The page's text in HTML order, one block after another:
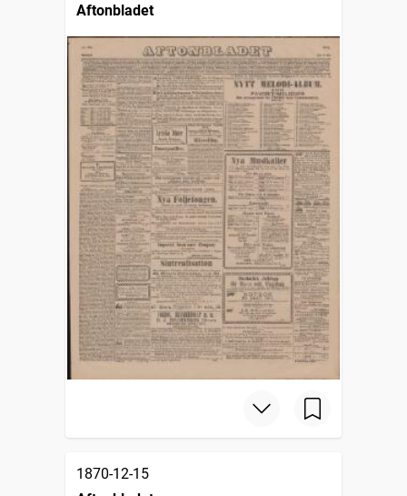
Aftonbladet
1870-12-15